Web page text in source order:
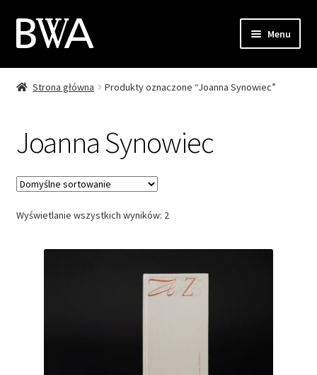
Przejdź
do
Przejdź
do
Menu
SklepStrona główna Produkty oznaczone “Joanna Synowiec”
Joanna Synowiec
Wyświetlanie wszystkich wyników: 2